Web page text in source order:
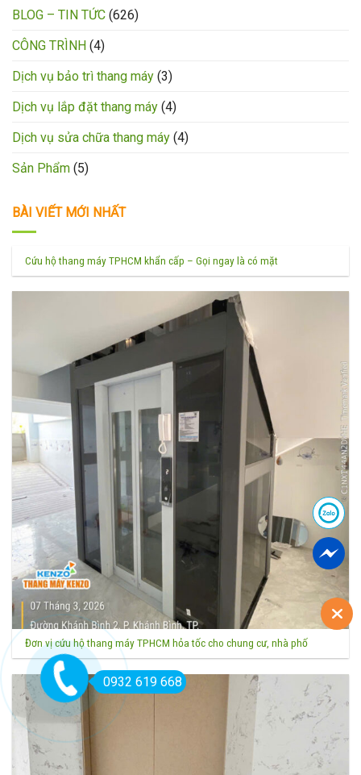
BLOG – TIN TỨC (626)
CÔNG TRÌNH (4)
Dịch vụ bảo trì thang máy (3)
Dịch vụ lắp đặt thang máy (4)
Dịch vụ sửa chữa thang máy (4)
Sản Phẩm (5)
BÀI VIẾT MỚI NHẤT
Cứu hộ thang máy TPHCM khẩn cấp – Gọi ngay là có mặt
Đơn vị cứu hộ thang máy TPHCM hỏa tốc cho chung cư, nhà phố
0932 619 668